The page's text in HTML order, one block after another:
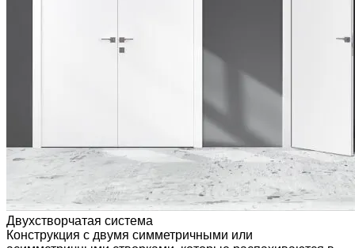
Двухстворчатая система
Конструкция с двумя симметричными или